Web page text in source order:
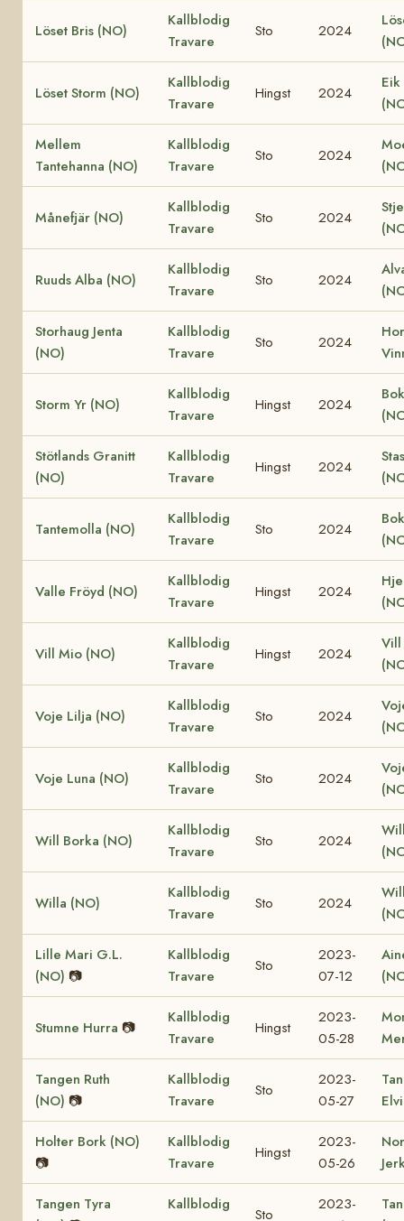
Löset Bris (NO)
Kallblodig
Travare
Sto 2024
Löset Storm (NO)
Kallblodig
Travare
Hingst 2024
Mellem
Tantehanna (NO)
Kallblodig
Travare
Sto 2024
Månefjär (NO)
Kallblodig
Travare
Sto 2024
Ruuds Alba (NO)
Kallblodig
Travare
Sto 2024
Storhaug Jenta
(NO)
Kallblodig
Travare
Sto 2024
Storm Yr (NO)
Kallblodig
Travare
Hingst 2024
Stötlands Granitt
(NO)
Kallblodig
Travare
Hingst 2024
Tantemolla (NO)
Kallblodig
Travare
Sto 2024
Valle Fröyd (NO)
Kallblodig
Travare
Hingst 2024
Vill Mio (NO)
Kallblodig
Travare
Hingst 2024
Vill
Voje Lilja (NO)
Kallblodig
Travare
Sto 2024
Voje Luna (NO)
Kallblodig
Travare
Sto 2024
Will Borka (NO)
Kallblodig
Travare
Sto 2024
Willa (NO)
Kallblodig
Travare
Sto 2024
Lille Mari G.L.
(NO) 📷
Kallblodig
Travare
Sto
2023-
07-12
Stumne Hurra 📷
Kallblodig
Travare
Hingst
2023-
05-28
Tangen Ruth
(NO) 📷
Kallblodig
Travare
Sto
2023-
05-27
Holter Bork (NO)
📷
Kallblodig
Travare
Hingst
2023-
05-26
Tangen Tyra
Kallblodig
Sto
2023-